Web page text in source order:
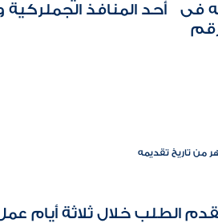
فى أحد المنافذ
من تاريخ تقديمه
الطلب خلال ثلاثة أيام